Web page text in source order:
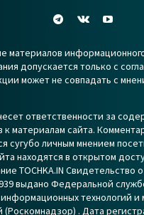
материалов
допускается только с
может не совпадать с
ответственности за
к материалам сайта.
сугубо личным мнением
находятся в открытом
TOCHKA.IN Свидетельство
выдано Федеральной
технологий и
. Дата